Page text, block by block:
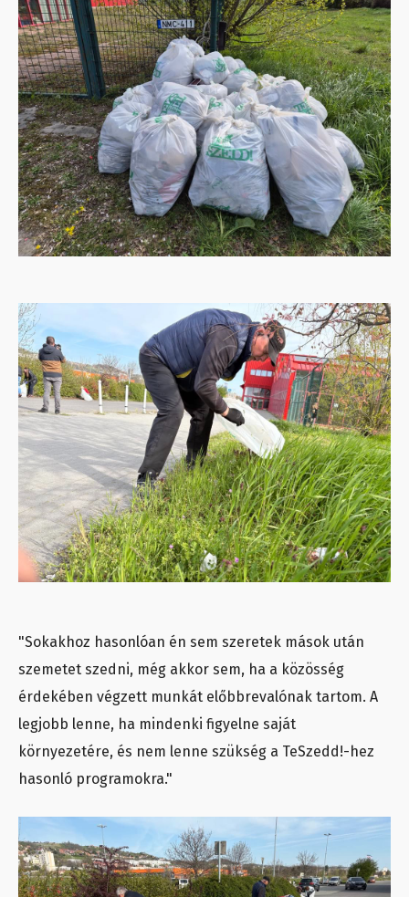
"Sokakhoz hasonlóan én sem szeretek mások után
szemetet szedni, még akkor sem, ha a közösség
érdekében végzett munkát előbbrevalónak tartom. A
legjobb lenne, ha mindenki figyelne saját
környezetére, és nem lenne szükség a TeSzedd!-hez
hasonló programokra."